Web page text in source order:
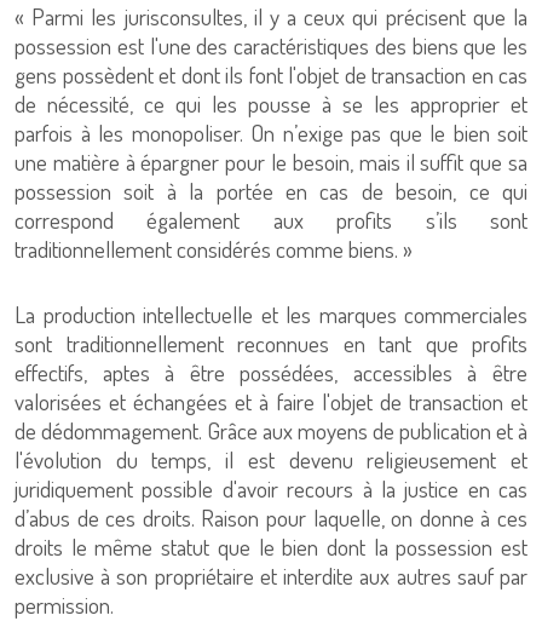
« Parmi les jurisconsultes, il y a ceux qui précisent que la
possession est l'une des caractéristiques des biens que les
gens possèdent et dont ils font l'objet de transaction en cas
de nécessité, ce qui les pousse à se les approprier et
parfois à les monopoliser. On n’exige pas que le bien soit
une matière à épargner pour le besoin, mais il suffit que sa
possession soit à la portée en cas de besoin, ce qui
correspond également aux profits s’ils sont
traditionnellement considérés comme biens. »
La production intellectuelle et les marques commerciales
sont traditionnellement reconnues en tant que profits
effectifs, aptes à être possédées, accessibles à être
valorisées et échangées et à faire l'objet de transaction et
de dédommagement. Grâce aux moyens de publication et à
l'évolution du temps, il est devenu religieusement et
juridiquement possible d'avoir recours à la justice en cas
d’abus de ces droits. Raison pour laquelle, on donne à ces
droits le même statut que le bien dont la possession est
exclusive à son propriétaire et interdite aux autres sauf par
permission.